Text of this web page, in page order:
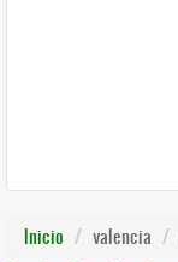
Inicio valencia